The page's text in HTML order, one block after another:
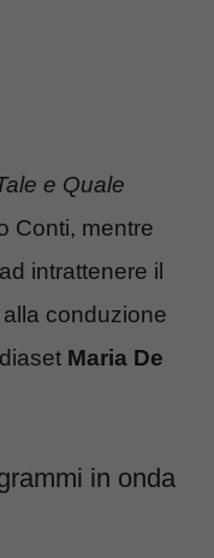
e Quale
Conti, mentre
intrattenere il
alla conduzione
Maria De
in onda